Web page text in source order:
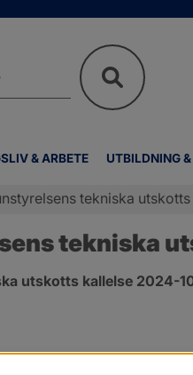
& ARBETE UTBILDNING
tekniska
tekniska
utskotts kallelse 2024-
kB, öppnas i nytt fönster.